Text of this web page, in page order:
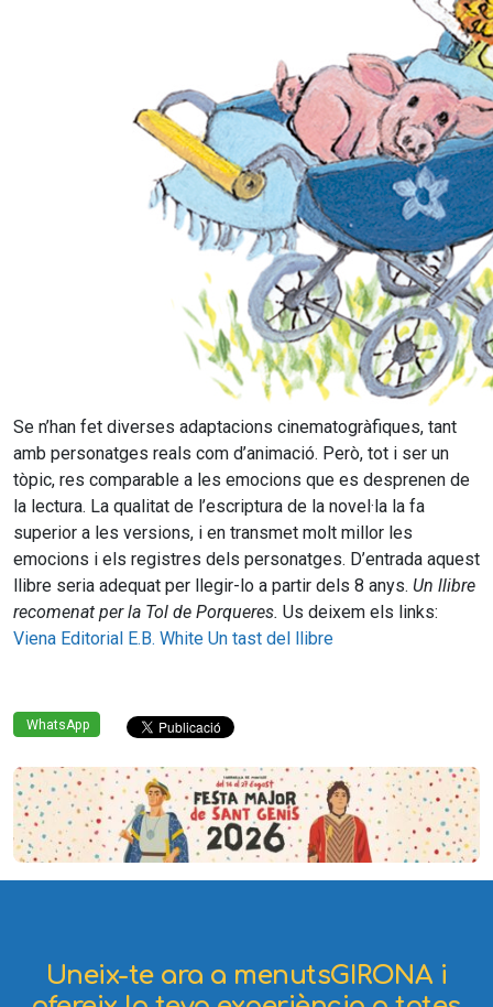
Se n’han fet diverses adaptacions cinematogràfiques, tant
amb personatges reals com d’animació. Però, tot i ser un
tòpic, res comparable a les emocions que es desprenen de
la lectura. La qualitat de l’escriptura de la novel·la la fa
superior a les versions, i en transmet molt millor les
emocions i els registres dels personatges. D’entrada aquest
llibre seria adequat per llegir-lo a partir dels 8 anys. Un llibre
recomenat per la Tol de Porqueres. Us deixem els links:
Viena Editorial E.B. White Un tast del llibre
WhatsApp
Uneix-te ara a menutsGIRONA i